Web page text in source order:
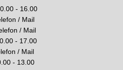
- 16.00
/ Mail
/ Mail
- 17.00
/ Mail
- 13.00